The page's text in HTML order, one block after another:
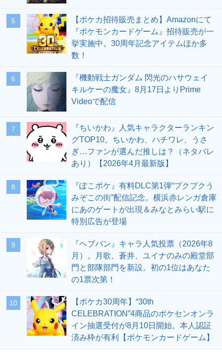
5
【ポケカ招待販売まとめ】Amazonにて
『ポケモンカードゲーム』招待販売が一
挙実施中。30周年記念アイテムほか多
数！
6
『機動戦士ガンダム 閃光のハサウェイ
キルケーの魔女』8月17日よりPrime
Videoで配信
7
『ちいかわ』人気キャラクターランキン
グTOP10。ちいかわ、ハチワレ、うさ
ぎ…ファンが選んだ推しは？（ネタバレ
あり）【2026年4月最新版】
8
『ぽこポケ』有料DLC第1弾“ブクブクう
みぞこの街”配信記念。横浜赤レンガ倉庫
にあのゲートが出現＆みなとみらい駅に
特別広告が登場
9
『ヘブバン』キャラ人気投票（2026年8
月）。月歌、蒼井、ユイナのみの殿堂部
門と部隊部門を新設。初の1位はあなた
の1票次第！
10
【ポケカ30周年】“30th
CELEBRATION”4商品のポケセンオンラ
イン抽選受付が8月10日開始。本人認証
済み枠が有利【ポケモンカードゲーム】